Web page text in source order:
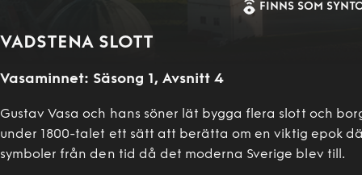
FINNS SOM
VADSTENA SLOTT
Vasaminnet: Säsong 1 , Avsnitt 4
Gustav Vasa och hans söner lät bygga flera slott och
under 1800-talet ett sätt att berätta om en viktig epok
symboler från den tid då det moderna Sverige blev till.